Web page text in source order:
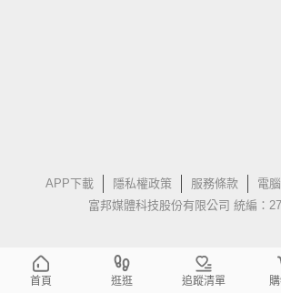
APP下載 隱私權政策 服務條款 電
富邦媒體科技股份有限公司 統編：
首頁 逛逛 追蹤清單